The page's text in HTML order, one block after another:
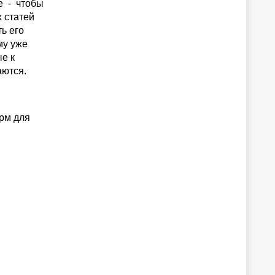
- чтобы
его
уже
к
для